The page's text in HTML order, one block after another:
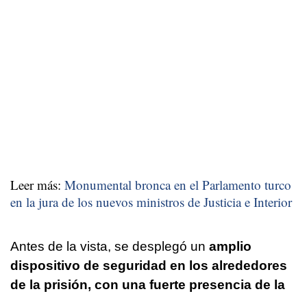
Leer más: Monumental bronca en el Parlamento turco
en la jura de los nuevos ministros de Justicia e Interior
Antes de la vista, se desplegó un amplio
dispositivo de seguridad en los alrededores
de la prisión, con una fuerte presencia de la